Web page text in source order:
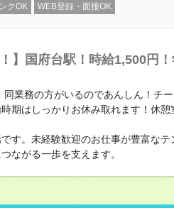
クOK WEB登録・面接OK
】国府台駅！時給1,500円
業務の方がいるのであんしん！チ
期はしっかりお休み取れます！休憩
す。未経験歓迎のお仕事が豊富な
ながる一歩を支えます。